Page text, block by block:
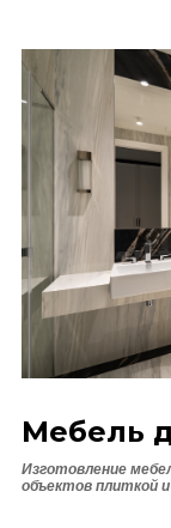
Мебель
Изготовление
объектов плиткой